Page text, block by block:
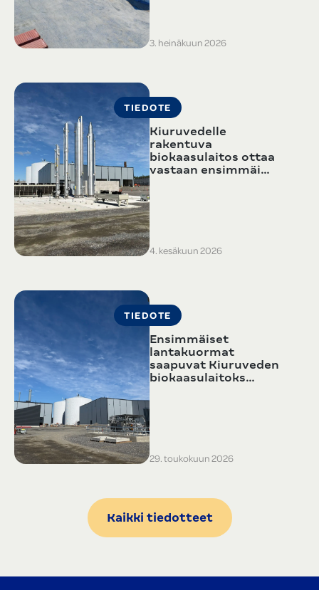
3. heinäkuun 2026
TIEDOTE
Kiuruvedelle
rakentuva
biokaasulaitos ottaa
vastaan ensimmäi…
4. kesäkuun 2026
TIEDOTE
Ensimmäiset
lantakuormat
saapuvat Kiuruveden
biokaasulaitoks…
29. toukokuun 2026
Kaikki tiedotteet